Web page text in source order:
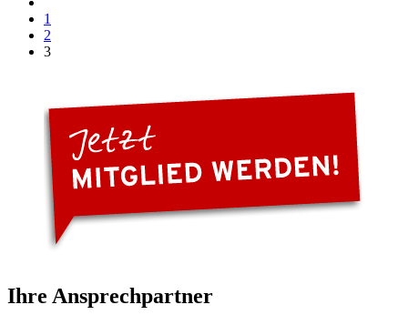
1
2
3
Ihre Ansprechpartner